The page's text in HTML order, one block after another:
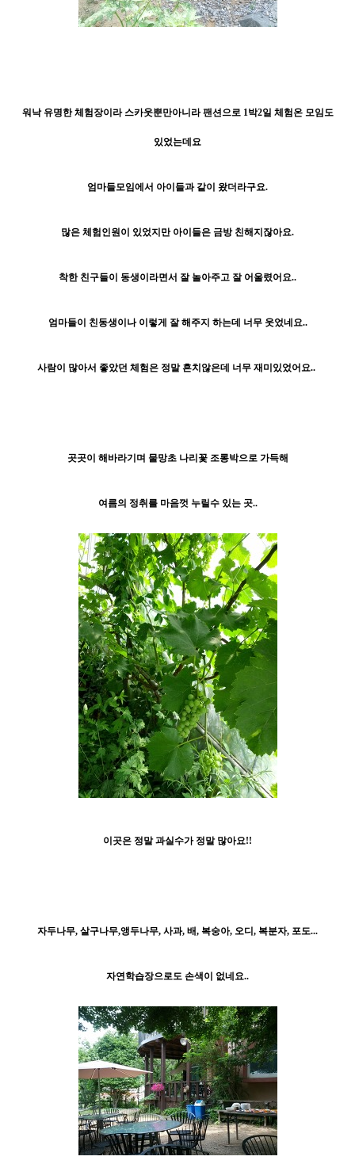
워낙 유명한 체험장이라 스카웃뿐만아니라 팬션으로 1박2일 체험온 모임도
있었는데요
엄마들모임에서 아이들과 같이 왔더라구요.
많은 체험인원이 있었지만 아이들은 금방 친해지잖아요.
착한 친구들이 동생이라면서 잘 놀아주고 잘 어울렸어요..
엄마들이 친동생이나 이렇게 잘 해주지 하는데 너무 웃었네요..
사람이 많아서 좋았던 체험은 정말 흔치않은데 너무 재미있었어요..
곳곳이 해바라기며 물망초 나리꽃 조롱박으로 가득해
여름의 정취를 마음껏 누릴수 있는 곳..
이곳은 정말 과실수가 정말 많아요!!
자두나무, 살구나무,앵두나무, 사과, 배, 복숭아, 오디, 복분자, 포도...
자연학습장으로도 손색이 없네요..